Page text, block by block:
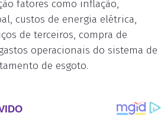
fatores como inflação,
custos de energia elétrica,
de terceiros, compra de
operacionais do sistema de
de esgoto.